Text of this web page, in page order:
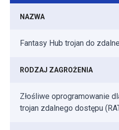
NAZWA
Fantasy Hub trojan do
RODZAJ ZAGROŻENIA
Złośliwe oprogramowanie
trojan zdalnego dostępu